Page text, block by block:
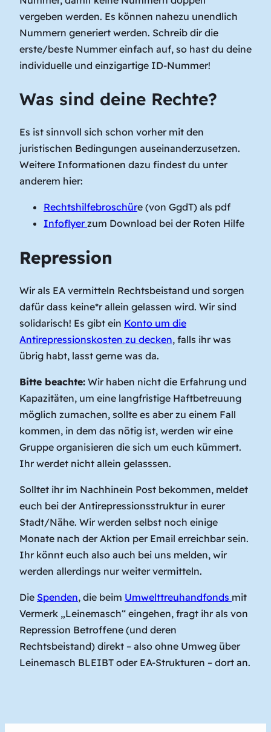
vergeben werden. Es können nahezu unendlich
Nummern generiert werden. Schreib dir die
erste/beste Nummer einfach auf, so hast du deine
individuelle und einzigartige ID-Nummer!
Was sind deine Rechte?
Es ist sinnvoll sich schon vorher mit den
juristischen Bedingungen auseinanderzusetzen.
Weitere Informationen dazu findest du unter
anderem hier:
Rechtshilfebroschüre (von GgdT) als pdf
Infoflyerzum Download bei der Roten Hilfe
Repression
Wir als EA vermitteln Rechtsbeistand und sorgen
dafür dass keine*r allein gelassen wird. Wir sind
solidarisch! Es gibt ein Konto um die
Antirepressionskosten zu decken, falls ihr was
übrig habt, lasst gerne was da.
Bitte beachte: Wir haben nicht die Erfahrung und
Kapazitäten, um eine langfristige Haftbetreuung
möglich zumachen, sollte es aber zu einem Fall
kommen, in dem das nötig ist, werden wir eine
Gruppe organisieren die sich um euch kümmert.
Ihr werdet nicht allein gelasssen.
Solltet ihr im Nachhinein Post bekommen, meldet
euch bei der Antirepressionsstruktur in eurer
Stadt/Nähe. Wir werden selbst noch einige
Monate nach der Aktion per Email erreichbar sein.
Ihr könnt euch also auch bei uns melden, wir
werden allerdings nur weiter vermitteln.
Die Spenden, die beim Umwelttreuhandfonds mit
Vermerk „Leinemasch“ eingehen, fragt ihr als von
Repression Betroffene (und deren
Rechtsbeistand) direkt – also ohne Umweg über
Leinemasch BLEIBT oder EA-Strukturen – dort an.